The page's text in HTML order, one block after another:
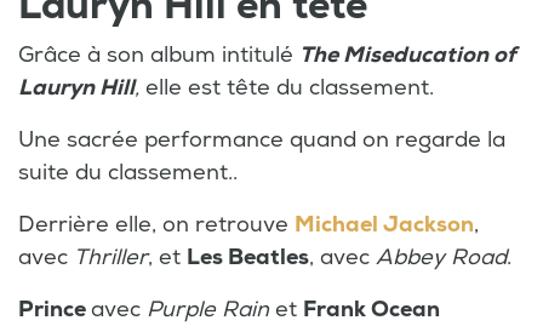
Grâce à son album intitulé The Miseducation of
Lauryn Hill, elle est tête du classement.
Une sacrée performance quand on regarde la
suite du classement..
Derrière elle, on retrouve Michael Jackson,
avec Thriller, et Les Beatles, avec Abbey Road.
Princeavec Purple Rain et Frank Ocean